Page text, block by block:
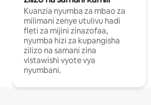
Kuanzia nyumba za mbao za
milimani zenye utulivu hadi
fleti za mijini zinazofaa,
nyumba hizi za kupangisha
zilizo na samani zina
vistawishi vyote vya
nyumbani.